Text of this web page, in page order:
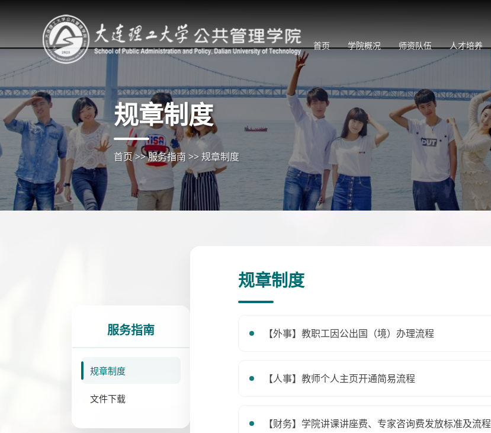
首页
学院概况 师资队伍 人才培养
规章制度
首页>>服务指南 >>规章制度
服务指南
规章制度
文件下载
规章制度
【外事】教职工因公出国（境）办理流程
【人事】教师个人主页开通简易流程
【财务】学院讲课讲座费、专家咨询费发放标准及流程